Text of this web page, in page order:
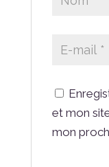
et mon
mon